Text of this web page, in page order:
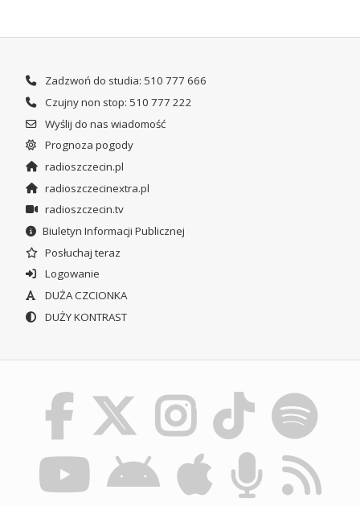
Zadzwoń do studia: 510 777 666
Czujny non stop: 510 777 222
Wyślij do nas wiadomość
Prognoza pogody
radioszczecin.pl
radioszczecinextra.pl
radioszczecin.tv
Biuletyn Informacji Publicznej
Posłuchaj teraz
Logowanie
DUŻA CZCIONKA
DUŻY KONTRAST